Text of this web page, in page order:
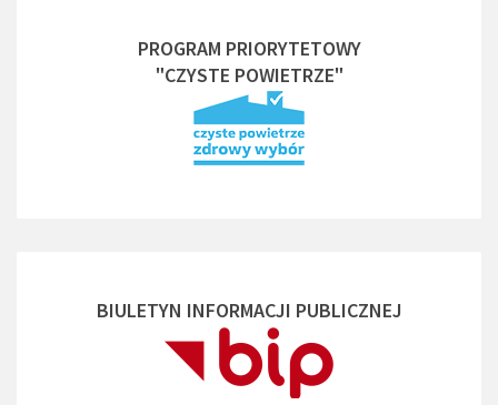
PROGRAM PRIORYTETOWY
"CZYSTE POWIETRZE"
BIULETYN INFORMACJI PUBLICZNEJ